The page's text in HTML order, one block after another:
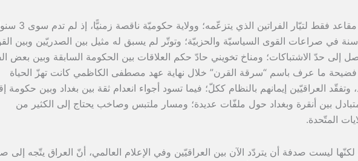
تمثيل برلماني بـ3 مقاعد فقط لتيّار الفراتين الذي
في صراعات القوى السياسيّة والحزبيّة؛ وتوتّر لم يسبق له مثيل بين الصدريّين وبين
إلى حدّ الاشتباكات؛ ومناخ تخويني حادّ حكم العلاقات بين الحكومة السابقة وبين بعض
فضيحة ما عرف باسم “سرقة القرن” خلال نهاية عهد مصطفى الكاظمي كانت تهزّ الحياة
وتفقّد العراقيّين إيمانهم بالنظام ككلّ؛ فيما تسود أجواء انعدام ثقة بين بغداد وبين حكومة
بين أنقرة وبغداد حول ملفّات عديدة؛ ومسار ملتبس وصاخب يحتاج إلى الكثير من
المتّحدة.
ليست صدفة أن يتردّد الآن بين العراقيّين وفي الإعلام العالمي، أنّ العراق يتّجه إلى